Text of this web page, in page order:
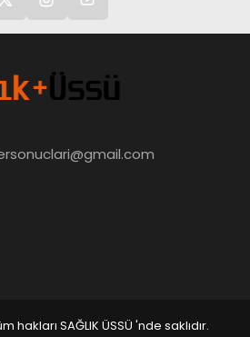
hakları SAĞLIK ÜSSÜ 'nde saklıdır.